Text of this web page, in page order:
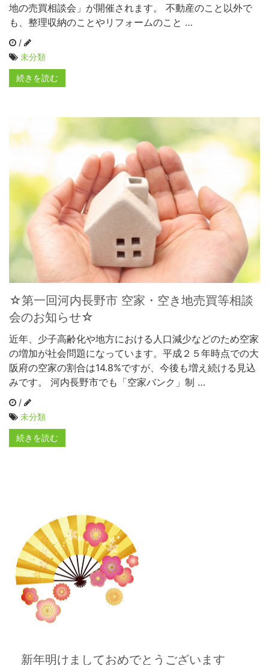
地の売買相談会」が開催されます。 不動産のこと以外で
も、整理収納のことやリフォームのこと …
/
未分類
続きを読む
☆第一回河内長野市 空家・空き地売買等相談
会のお知らせ☆
近年、少子高齢化や地方における人口減少などのため空家
の増加が社会問題になっています。平成２５年時点での大
阪府の空家の割合は14.8%ですが、今後も増え続ける見込
みです。 河内長野市でも「空家バンク」制 …
/
未分類
続きを読む
新年明けましておめでとうございます